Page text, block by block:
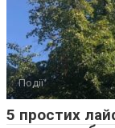
Події
5 простих